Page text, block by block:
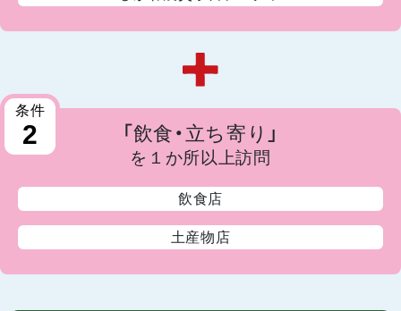
条件
2 「飲食・立ち寄り」
を１か所以上訪問
飲食店
土産物店